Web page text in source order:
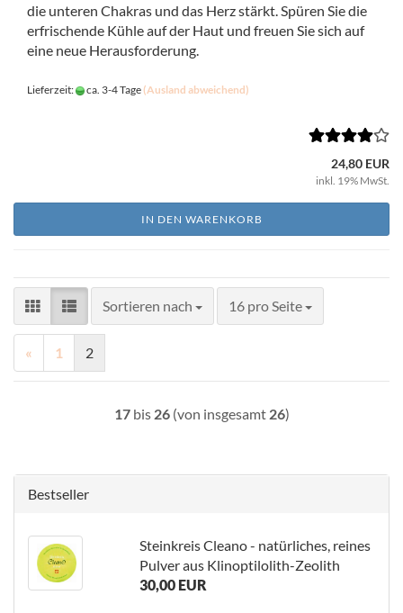
die unteren Chakras und das Herz stärkt. Spüren Sie die
erfrischende Kühle auf der Haut und freuen Sie sich auf
eine neue Herausforderung.
Lieferzeit: ca. 3-4 Tage(Ausland abweichend)
24,80 EUR
inkl. 19% MwSt.
IN DEN WARENKORB
Sortieren nach
Sortieren nach 16 pro Seite
pro Seite
« 1 2
17bis 26(von insgesamt 26)
Bestseller
Steinkreis Cleano - natürliches, reines
Pulver aus Klinoptilolith-Zeolith
30,00 EUR